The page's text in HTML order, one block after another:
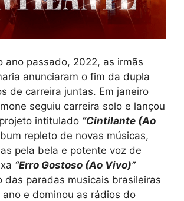
ano passado, 2022, as irmãs
anunciaram o fim da dupla
de carreira juntas. Em janeiro
seguiu carreira solo e lançou
intitulado “Cintilante (Ao
repleto de novas músicas,
pela bela e potente voz de
“Erro Gostoso (Ao Vivo)”
das paradas musicais brasileiras
e dominou as rádios do